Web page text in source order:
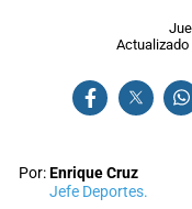
Actualizado
Por:Enrique Cruz
Jefe Deportes.